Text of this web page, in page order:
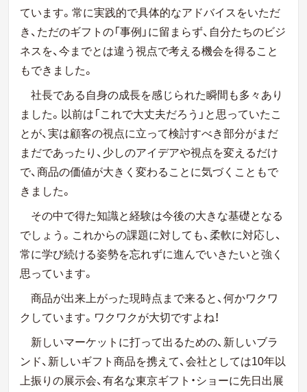
ています。常に実践的で具体的なアドバイスをいただ
き、ただのギフトの「事例」に留まらず、自分たちのビジ
ネスを、今までとは違う視点で考える機会を得ること
もできました。
社長である自身の成長を感じられた瞬間も多々あり
ました。以前は「これで大丈夫だろう」と思っていたこ
とが、実は顧客の視点に立って検討すべき部分がまだ
まだであったり、少しのアイデアや視点を変えるだけ
で、商品の価値が大きく変わることに気づくこともで
きました。
その中で得た知識と経験は今後の大きな基礎となる
でしょう。これからの課題に対しても、柔軟に対応し、
常に学び続ける姿勢を忘れずに進んでいきたいと強く
思っています。
商品が出来上がった現時点まで来ると、何かワクワ
クしています。ワクワクが大切ですよね！
新しいマーケットに打って出るための、新しいブラ
ンド、新しいギフト商品を携えて、会社としては10年以
上振りの展示会、有名な東京ギフト・ショーに先日出展